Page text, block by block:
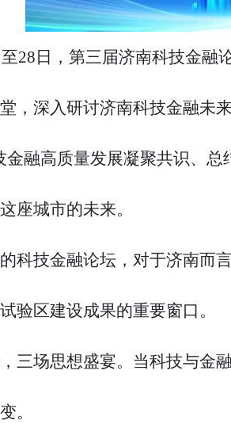
至28日，第三届济南科技金
，深入研讨济南科技金融未
金融高质量发展凝聚共识、
座城市的未来。
科技金融论坛，对于济南而
验区建设成果的重要窗口。
三场思想盛宴。当科技与金
。